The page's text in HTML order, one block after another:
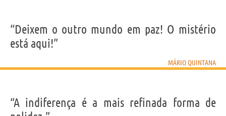
IDENTIKIT E DADOS PESSOAIS
Nome
Mário
Sobrenome
Falecido 5 Maio 1994
Signo do zodíaco
“Deixem o outro mundo em paz! O mistério
está aqui!”
MÁRIO QUINTANA
“A indiferença é a mais refinada forma de